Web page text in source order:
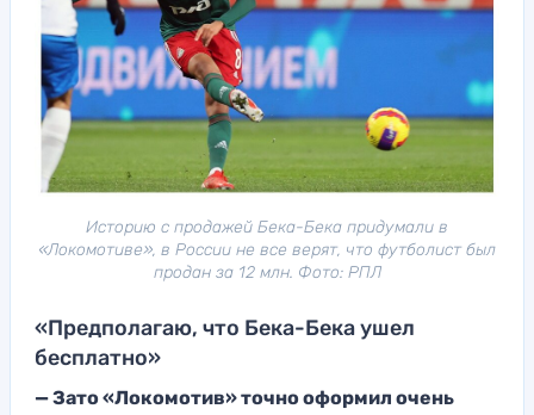
Историю с продажей Бека-Бека придумали в
«Локомотиве», в России не все верят, что футболист был
продан за 12 млн. Фото: РПЛ
«Предполагаю, что Бека-Бека ушел
бесплатно»
— Зато «Локомотив» точно оформил очень